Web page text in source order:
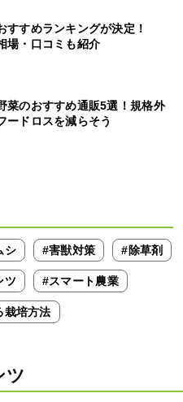
すすめランキングが決定！
場・口コミも紹介
菜のおすすめ通販5選！規格外
ードロスを減らそう
シ #害獣対策 #除草剤
ツ #スマート農業
栽培方法
ツ